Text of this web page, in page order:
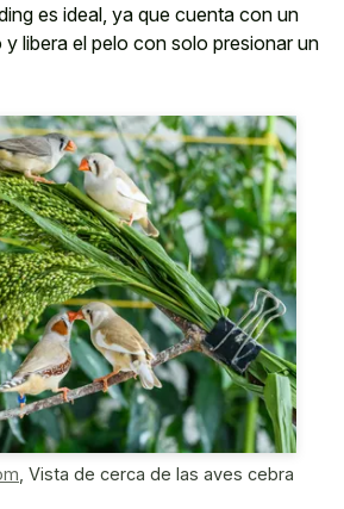
es ideal, ya que cuenta con un
libera el pelo con solo presionar un
Vista de cerca de las aves cebra